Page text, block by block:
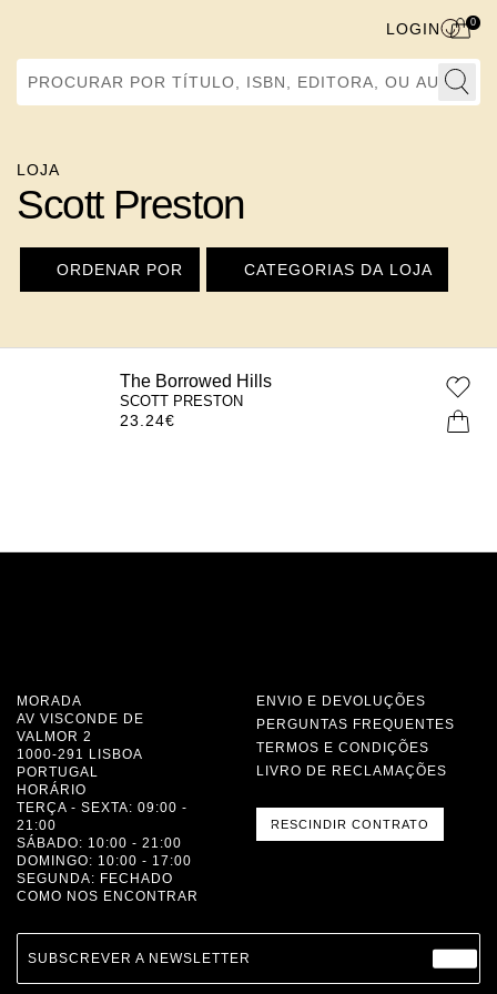
Procurar por Título, ISBN, Editora, ou Autor
LOGIN 0
LOJA
Scott Preston
ORDENAR POR CATEGORIAS DA LOJA
The Borrowed Hills
SCOTT PRESTON
23.24€
MORADA
AV VISCONDE DE
VALMOR 2
1000-291 LISBOA
PORTUGAL
HORÁRIO
TERÇA - SEXTA: 09:00 -
21:00
SÁBADO: 10:00 - 21:00
DOMINGO: 10:00 - 17:00
SEGUNDA: FECHADO
COMO NOS ENCONTRAR
ENVIO E DEVOLUÇÕES
PERGUNTAS FREQUENTES
TERMOS E CONDIÇÕES
LIVRO DE RECLAMAÇÕES
RESCINDIR CONTRATO
SUBSCREVER A NEWSLETTER